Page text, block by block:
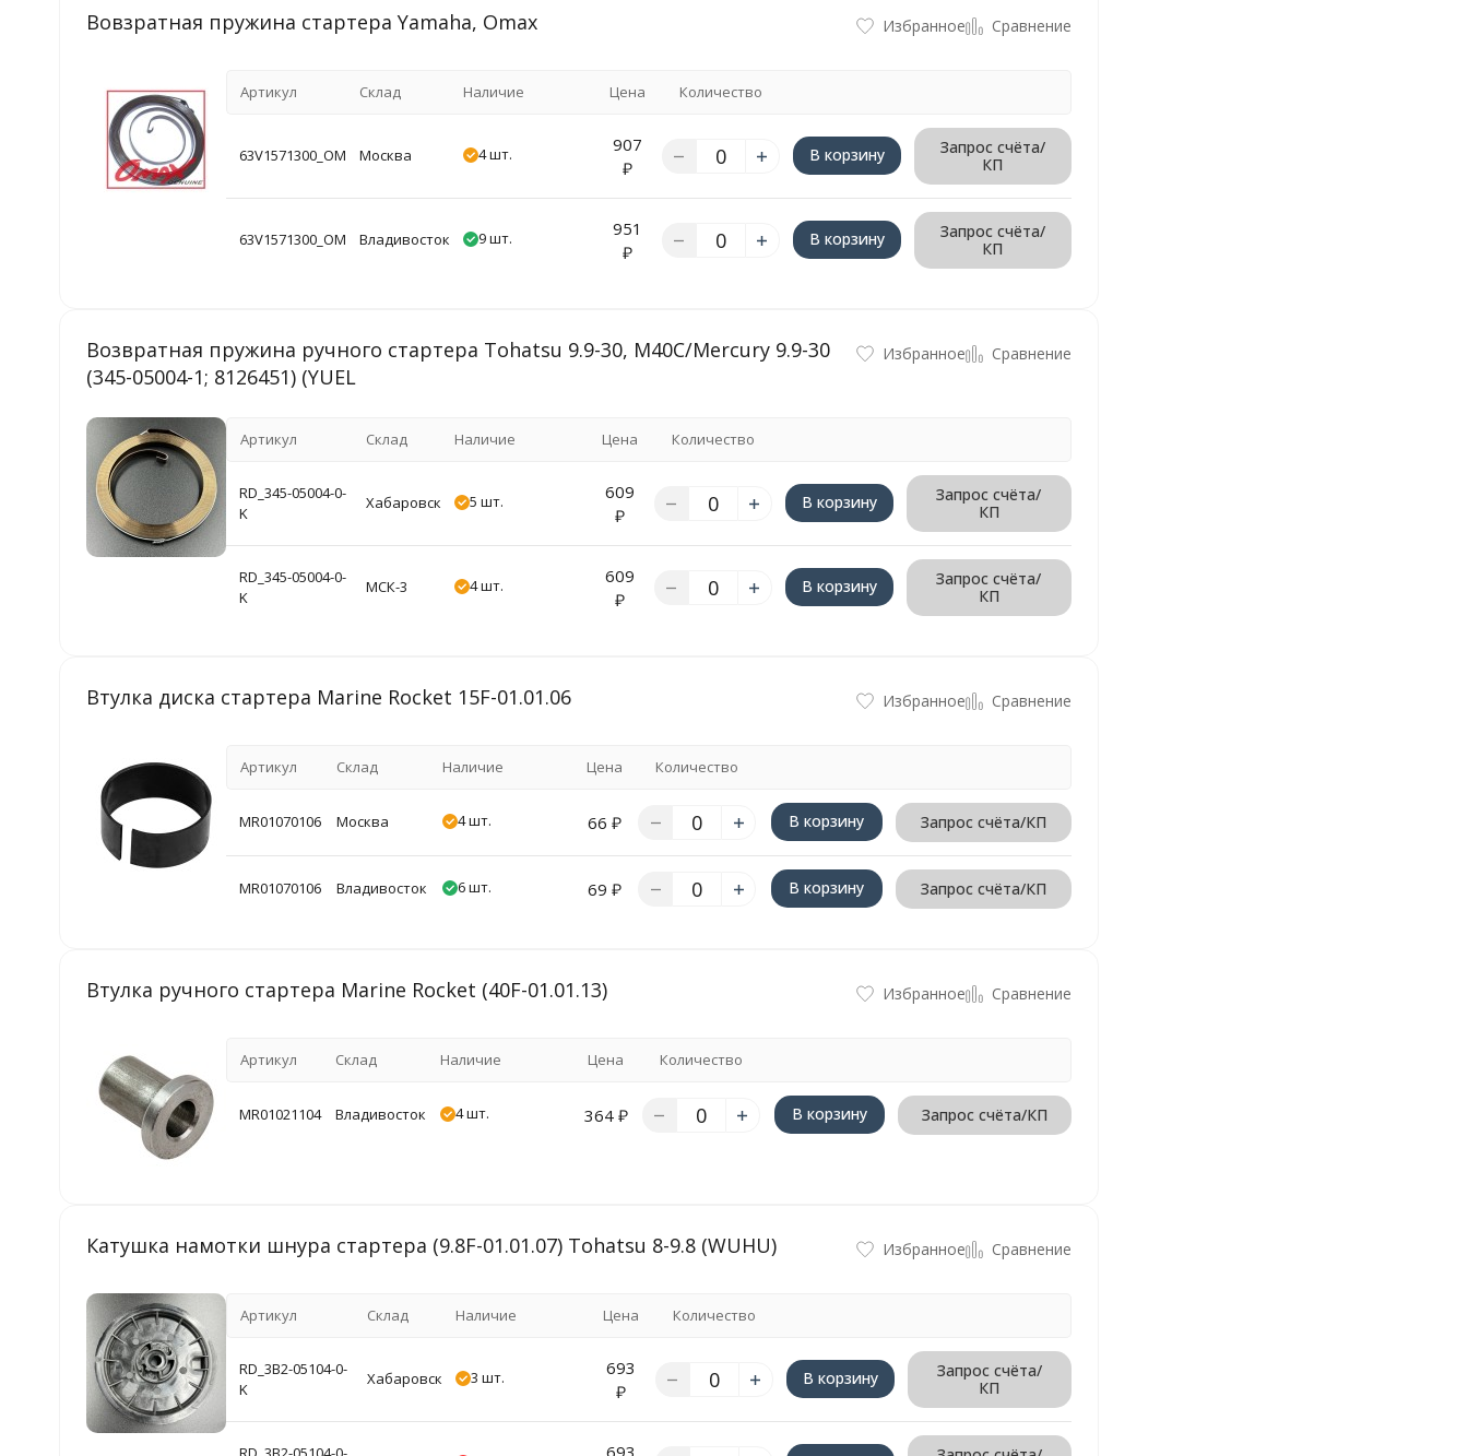
Вовзратная пружина стартера Yamaha, Omax Избранное Сравнение
Артикул Склад Наличие Цена Количество
63V1571300_OM Москва 4 шт.
907
₽
В корзину
Запрос счёта/
КП
63V1571300_OM Владивосток 9 шт.
951
₽
В корзину
Запрос счёта/
КП
Возвратная пружина ручного стартера Tohatsu 9.9-30, M40C/Mercury 9.9-30
(345-05004-1; 8126451) (YUEL
Избранное Сравнение
Артикул Склад Наличие Цена Количество
RD_345-05004-0-
K
Хабаровск 5 шт.
609
₽
В корзину
Запрос счёта/
КП
RD_345-05004-0-
K
МСК-3 4 шт.
609
₽
В корзину
Запрос счёта/
КП
Втулка диска стартера Marine Rocket 15F-01.01.06 Избранное Сравнение
Артикул Склад Наличие Цена Количество
MR01070106 Москва 4 шт. 66 ₽ В корзину Запрос счёта/КП
MR01070106 Владивосток 6 шт. 69 ₽ В корзину Запрос счёта/КП
Втулка ручного стартера Marine Rocket (40F-01.01.13) Избранное Сравнение
Артикул Склад Наличие Цена Количество
MR01021104 Владивосток 4 шт. 364 ₽ В корзину Запрос счёта/КП
Катушка намотки шнура стартера (9.8F-01.01.07) Tohatsu 8-9.8 (WUHU) Избранное Сравнение
Артикул Склад Наличие Цена Количество
RD_3B2-05104-0-
K
Хабаровск 3 шт.
693
₽
В корзину
Запрос счёта/
КП
693